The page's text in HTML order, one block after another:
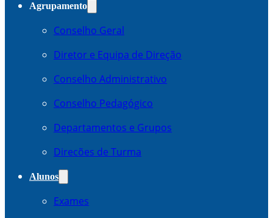
Agrupamento
Conselho Geral
Diretor e Equipa de Direção
Conselho Administrativo
Conselho Pedagógico
Departamentos e Grupos
Direcões de Turma
Alunos
Exames